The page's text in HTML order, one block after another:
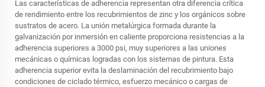
Las características de adherencia representan otra diferencia crítica
de rendimiento entre los recubrimientos de zinc y los orgánicos sobre
sustratos de acero. La unión metalúrgica formada durante la
galvanización por inmersión en caliente proporciona resistencias a la
adherencia superiores a 3000 psi, muy superiores a las uniones
mecánicas o químicas logradas con los sistemas de pintura. Esta
adherencia superior evita la deslaminación del recubrimiento bajo
condiciones de ciclado térmico, esfuerzo mecánico o cargas de